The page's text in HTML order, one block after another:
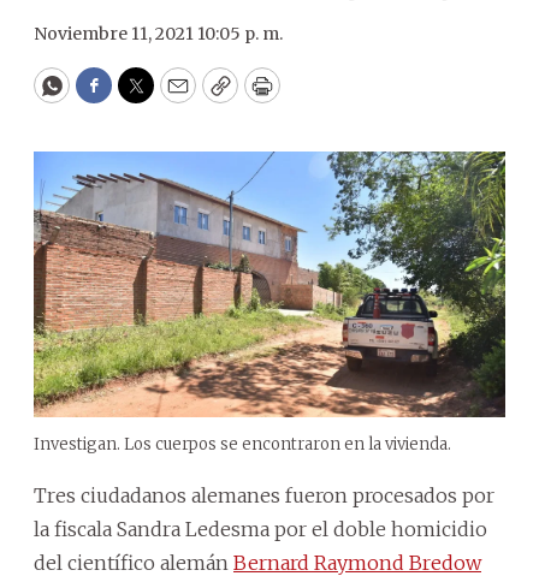
Noviembre 11, 2021 10:05 p. m.
WhatsApp
Facebook
Twitter
EmailCopyPrint
Investigan. Los cuerpos se encontraron en la vivienda.
Tres ciudadanos alemanes fueron procesados por
la fiscala Sandra Ledesma por el doble homicidio
del científico alemán Bernard Raymond Bredow